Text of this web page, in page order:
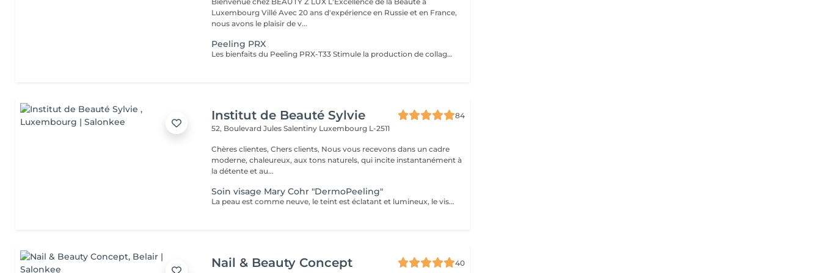
Luxembourg Villé Avec 20 ans d'expérience en Russie et en France,
nous avons le plaisir de v...
Peeling PRX
Les bienfaits du Peeling PRX-T33 Stimule la production de collagène et d'élastine, sans exfoliation visible. Raffermit et redensifie la peau, avec un effet lifting immédiat et naturel. Illumine le teint et redonne de l'éclat instantanément. Atténue les taches pigmentaires et unifie le teint. Améliore la texture de la peau, resserre les pores et réduit les cicatrices légères. Résultat : une peau plus ferme, plus lisse et visiblement rajeunie, sans temps de récupération. The Benefits of PRX-T33 Peel Stimulates collagen and elastin production without visible peeling. Firms and densifies the skin with an instant natural lifting effect. Brightens and revives the complexion immediately. Reduces pigmentation spots and evens out skin tone. Improves skin texture, tightens pores, and softens mild scars. Result: firmer, smoother, and visibly rejuvenated skin with no downtime.
Institut de Beauté Sylvie
84
52, Boulevard Jules Salentiny Luxembourg L-2511
Chères clientes, Chers clients, Nous vous recevons dans un cadre
moderne, chaleureux, aux tons naturels, qui incite instantanément à
la détente et au...
Soin visage Mary Cohr "DermoPeeling"
La peau est comme neuve, le teint est éclatant et lumineux, le visage parait visiblement plus jeune et les tâches brunes sont atténuées.
Nail & Beauty Concept
40